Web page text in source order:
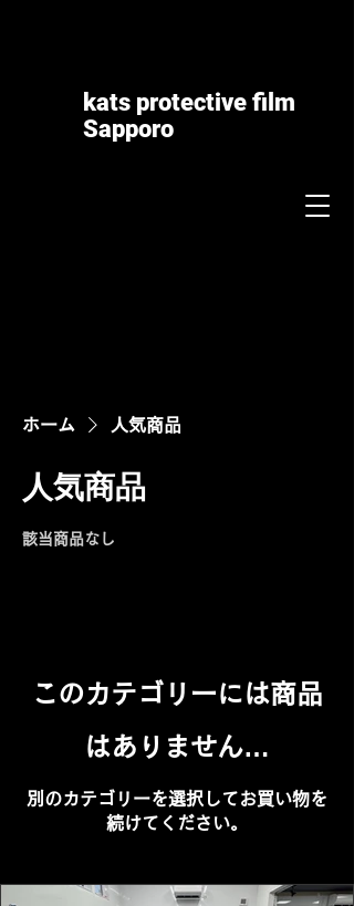
kats protective film
Sapporo​
ホーム 人気商品
人気商品
該当商品なし
このカテゴリーには商品
はありません…
別のカテゴリーを選択してお買い物を
続けてください。